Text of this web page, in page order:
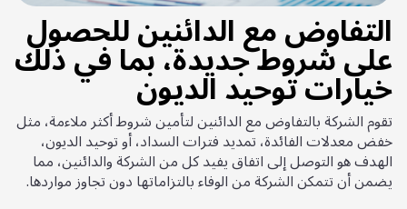
التفاوض مع الدائنين للحصول
على شروط جديدة، بما في ذلك
خيارات توحيد الديون
تقوم الشركة بالتفاوض مع الدائنين لتأمين شروط أكثر ملاءمة، مثل
خفض معدلات الفائدة، تمديد فترات السداد، أو توحيد الديون،
الهدف هو التوصل إلى اتفاق يفيد كل من الشركة والدائنين، مما
يضمن أن تتمكن الشركة من الوفاء بالتزاماتها دون تجاوز مواردها.